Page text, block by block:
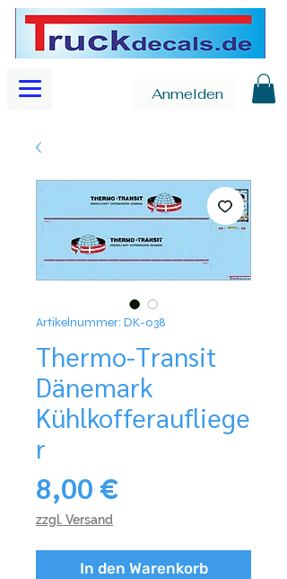
Anmelden
Artikelnummer: DK-038
Thermo-Transit
Dänemark
Kühlkofferaufliege
r
8,00 €Preis
zzgl. Versand
In den Warenkorb